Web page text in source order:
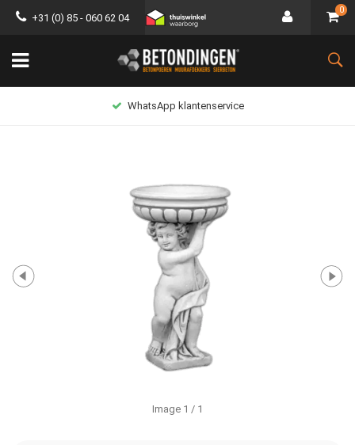
+31 (0) 85 - 060 62 04
0
WhatsApp klantenservice
Image 1 / 1